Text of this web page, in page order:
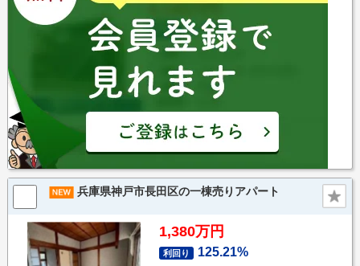
兵庫県神戸市長田区の一棟売りアパート
1,380万円
利回り 125.21%